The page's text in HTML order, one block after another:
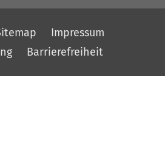
Impressum
Barrierefreiheit